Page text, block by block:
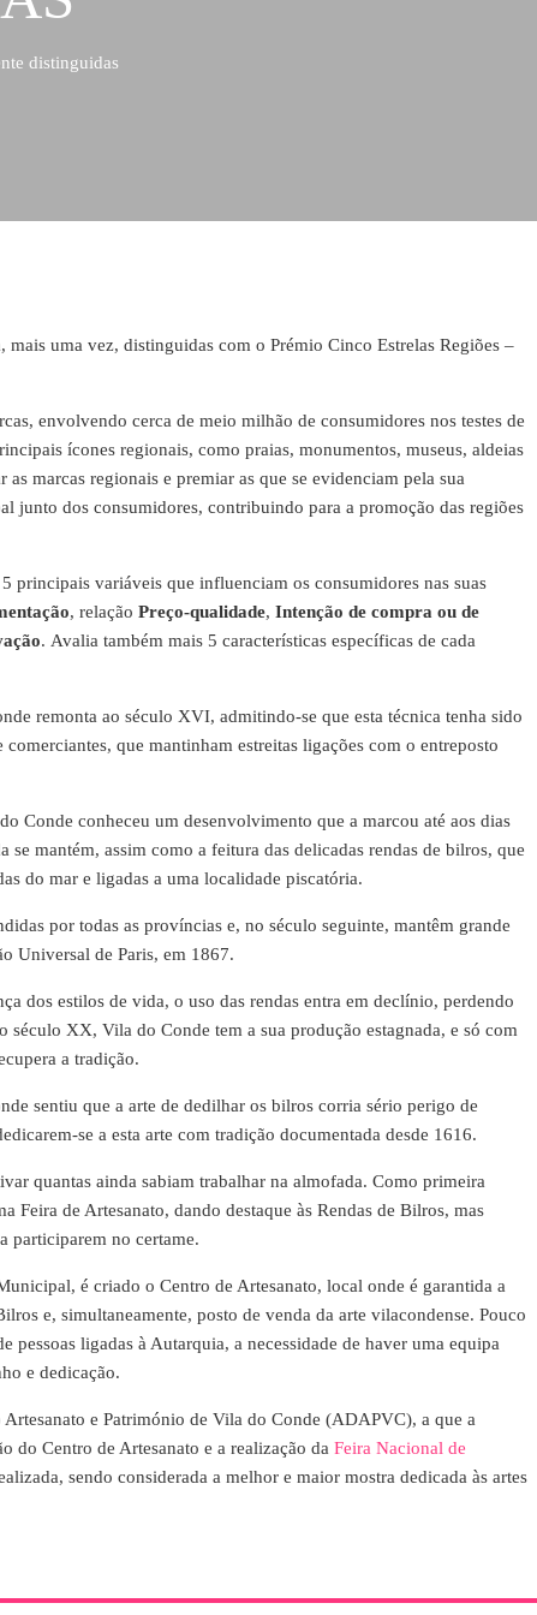
distinguidas
uma vez, distinguidas com o Prémio Cinco Estrelas Regiões –
envolvendo cerca de meio milhão de consumidores nos testes de
ícones regionais, como praias, monumentos, museus, aldeias
marcas regionais e premiar as que se evidenciam pela sua
junto dos consumidores, contribuindo para a promoção das regiões
principais variáveis que influenciam os consumidores nas suas
, relação Preço-qualidade, Intenção de compra ou de
. Avalia também mais 5 características específicas de cada
remonta ao século XVI, admitindo-se que esta técnica tenha sido
que mantinham estreitas ligações com o entreposto
Conde conheceu um desenvolvimento que a marcou até aos dias
se mantém, assim como a feitura das delicadas rendas de bilros, que
do mar e ligadas a uma localidade piscatória.
por todas as províncias e, no século seguinte, mantêm grande
Universal de Paris, em 1867.
dos estilos de vida, o uso das rendas entra em declínio, perdendo
XX, Vila do Conde tem a sua produção estagnada, e só com
a tradição.
sentiu que a arte de dedilhar os bilros corria sério perigo de
se a esta arte com tradição documentada desde 1616.
quantas ainda sabiam trabalhar na almofada. Como primeira
Feira de Artesanato, dando destaque às Rendas de Bilros, mas
participarem no certame.
é criado o Centro de Artesanato, local onde é garantida a
e, simultaneamente, posto de venda da arte vilacondense. Pouco
pessoas ligadas à Autarquia, a necessidade de haver uma equipa
e dedicação.
e Património de Vila do Conde (ADAPVC), a que a
do Centro de Artesanato e a realização da Feira Nacional de
sendo considerada a melhor e maior mostra dedicada às artes